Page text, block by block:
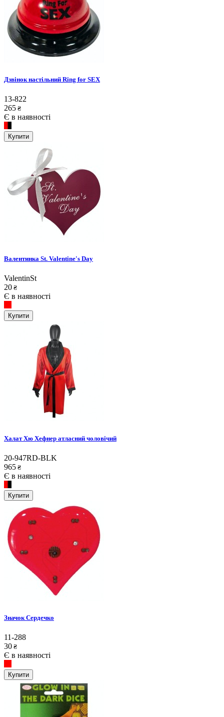
Дзвінок настільний Ring for SEX
13-822
265 ₴
Є в наявності
Купити
Валентинка St. Valentine's Day
ValentinSt
20 ₴
Є в наявності
Купити
Халат Хю Хефнер атласний чоловічий
20-947RD-BLK
965 ₴
Є в наявності
Купити
Значок Сердечко
11-288
30 ₴
Є в наявності
Купити